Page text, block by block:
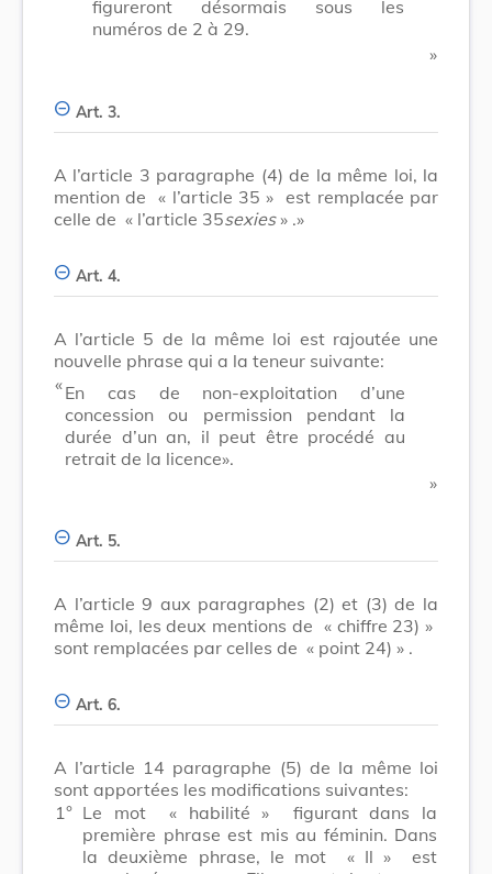
figureront désormais sous les
numéros de 2 à 29.
​ »
Art. 3.
A l’article 3 paragraphe (4) de la même loi, la
mention de « l’article 35 » est remplacée par
celle de « l’article 35sexies» .»
Art. 4.
A l’article 5 de la même loi est rajoutée une
nouvelle phrase qui a la teneur suivante:
​ «En cas de non-exploitation d’une
concession ou permission pendant la
durée d’un an, il peut être procédé au
retrait de la licence».
​ »
Art. 5.
A l’article 9 aux paragraphes (2) et (3) de la
même loi, les deux mentions de « chiffre 23) »
sont remplacées par celles de « point 24) » .
Art. 6.
A l’article 14 paragraphe (5) de la même loi
sont apportées les modifications suivantes:
1° Le mot « habilité »
figurant dans la
première phrase est mis au féminin. Dans
la deuxième phrase, le mot
« Il »
est